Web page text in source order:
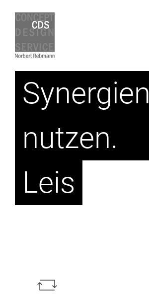
Synergien
nutzen.
Leist